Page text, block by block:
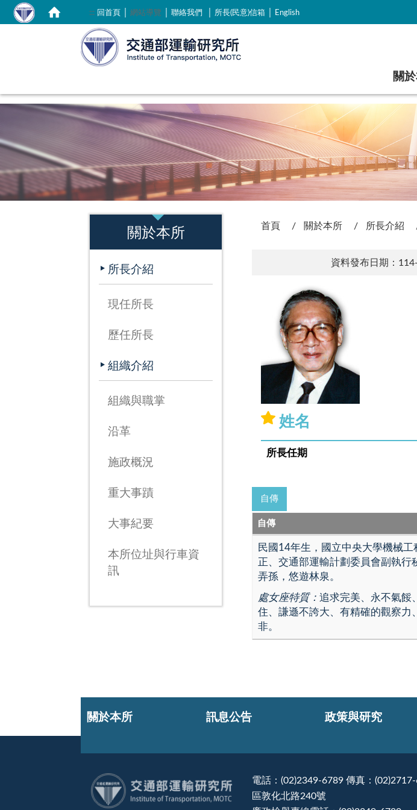
::: 回首頁｜ 網站導覽 聯絡我們｜ 所長(民意)信箱｜ English
關
關於本所
所長介紹
現任所長
歷任所長
組織介紹
組織與職掌
沿革
施政概況
重大事蹟
大事紀要
本所位址與行車資
訊
首頁 關於本所 所長介紹
資料發布日期：
姓名
所長任期
自傳
自傳
民國14年生，國立中央大學機械
正、交通部運輸計劃委員會副執
弄孫，悠遊林泉。
處女座特質：追求完美、永不氣餒
住、謙遜不誇大、有精確的觀察力
非。
關於本所 訊息公告 政策與研究
電話：(02)2349-6789 傳真：
區敦化北路240號